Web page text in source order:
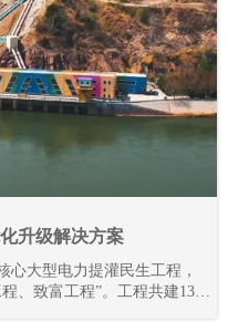
升级解决方案
心大型电力提灌民生工程，
、致富工程”。工程共建13座